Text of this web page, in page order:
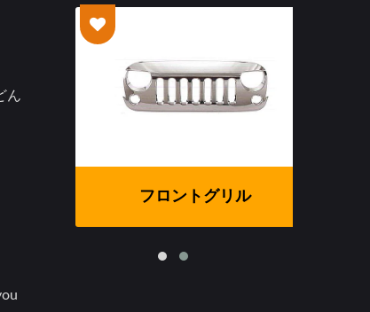
ん
フロントグリル